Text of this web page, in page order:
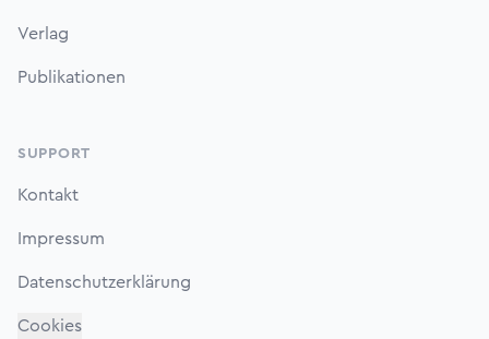
Verlag
Publikationen
SUPPORT
Kontakt
Impressum
Datenschutzerklärung
Cookies